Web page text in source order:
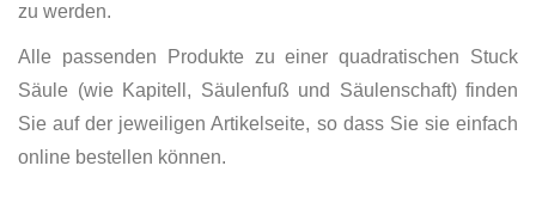
zu werden.
Alle passenden Produkte zu einer quadratischen Stuck
Säule (wie Kapitell, Säulenfuß und Säulenschaft) finden
Sie auf der jeweiligen Artikelseite, so dass Sie sie einfach
online bestellen können.